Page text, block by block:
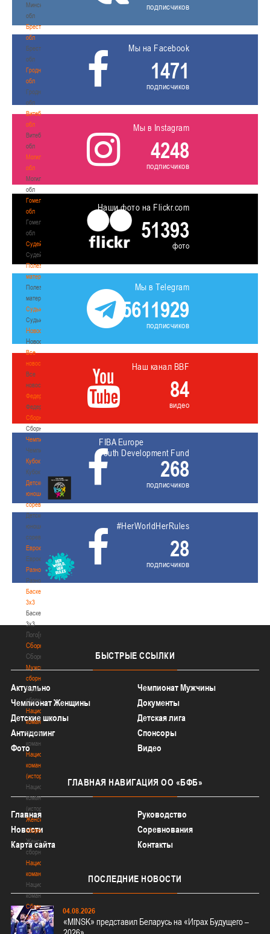
Минская
обл
Брестская
обл
Брестская
обл
Гродненская
обл
Гродненская
обл
Витебская
обл
Витебская
обл
Могилевская
обл
Могилевская
обл
Гомельская
обл
Гомельская
обл
Судейство
Судейство
Полезные
материалы
Полезные
материалы
Судьи
Судьи
Новости
Новости
Все
новости
Все
новости
Федерация
Федерация
Сборные
Сборные
Чемпионат
Чемпионат
Кубок
Кубок
Детско-
юношеские
соревнования
Детско-
юношеские
соревнования
Еврокубки
Еврокубки
Разное
Разное
Баскетбол
3х3
Баскетбол
3х3
Лого[modid=121]
Сборные
Сборные
Мужские
сборные
Мужские
сборные
Национальная
команда
Национальная
команда
Национальная
команда
(история)
Национальная
команда
(история)
Женские
сборные
Женские
сборные
Национальная
команда
Национальная
команда
Сборные
3х3
Сборные
подписчиков
Мы на Facebook
1471
подписчиков
Мы в Instagram
4248
подписчиков
Наши фото на Flickr.com
51393
фото
Мы в Telegram
5611929
подписчиков
Наш канал BBF
84
видео
FIBA Europe
Youth Development Fund
268
подписчиков
#HerWorldHerRules
28
подписчиков
БЫСТРЫЕ ССЫЛКИ
Актуально
Чемпионат Мужчины
Чемпионат Женщины
Документы
Детские школы
Детская лига
Антидопинг
Спонсоры
Фото
Видео
ГЛАВНАЯ НАВИГАЦИЯ ОО «БФБ»
Главная
Руководство
Новости
Соревнования
Карта сайта
Контакты
ПОСЛЕДНИЕ НОВОСТИ
04.08.2026
«MINSK» представил Беларусь на «Играх Будущего –